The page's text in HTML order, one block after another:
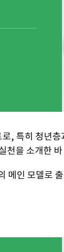
, 특히 청년
천을 소개한
메인 모델로